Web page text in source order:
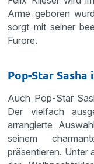
Arme geboren
sorgt mit seiner
Furore.
Pop-Star Sasha
Auch Pop-Star
Der vielfach
arrangierte
seinem
präsentieren. Unter